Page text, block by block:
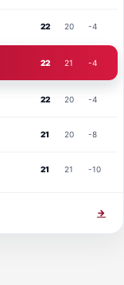
22 20 -4
22 21 -4
22 20 -4
21 20 -8
21 21 -10
→